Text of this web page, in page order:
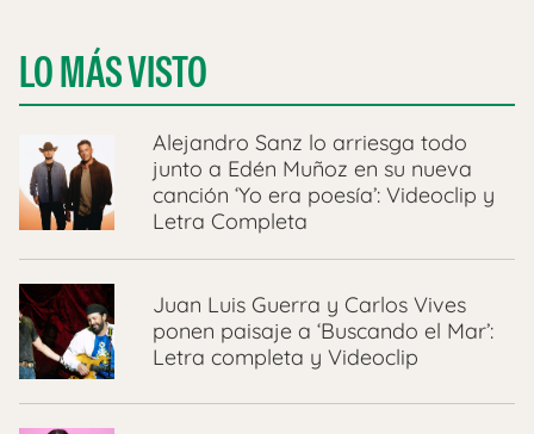
LO MÁS VISTO
Alejandro Sanz lo arriesga todo
junto a Edén Muñoz en su nueva
canción ‘Yo era poesía’: Videoclip y
Letra Completa
Juan Luis Guerra y Carlos Vives
ponen paisaje a ‘Buscando el Mar’:
Letra completa y Videoclip